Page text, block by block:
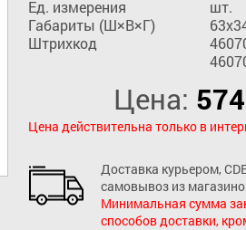
Ед. измерения
шт.
Габариты (Ш×В×Г)
Штрихкод
Цена:
Цена действительна только в
Доставка курьером,
самовывоз из
Минимальная сумма
способов доставки,